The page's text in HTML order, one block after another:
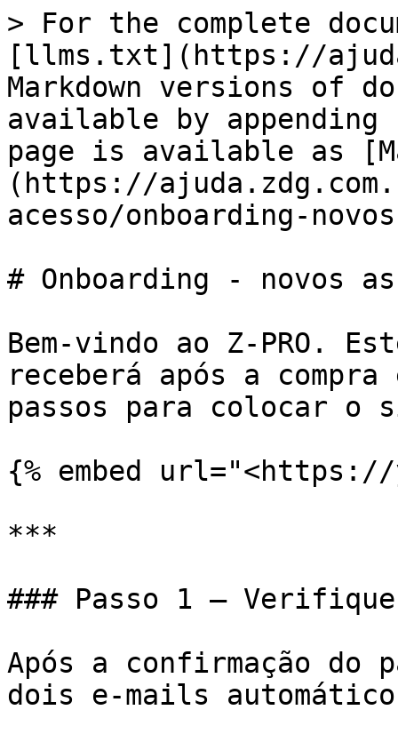
> For the complete
[llms.txt](https://
Markdown versions of
available by
page is available as
(https://
acesso/onboarding-
# Onboarding - novos
Bem-vindo ao Z-PRO.
receberá após a
passos para colocar o
{% embed url="<https://
***
### Passo 1 —
Após a confirmação do
dois e-mails